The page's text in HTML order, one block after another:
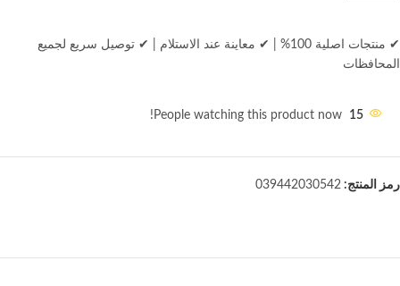
✔ منتجات اصلية 100% ✔ معاينة عند الاستلام
✔ توصيل سريع لجميع
المحافظات
15
People watching this product now!
رمز المنتج: 039442030542